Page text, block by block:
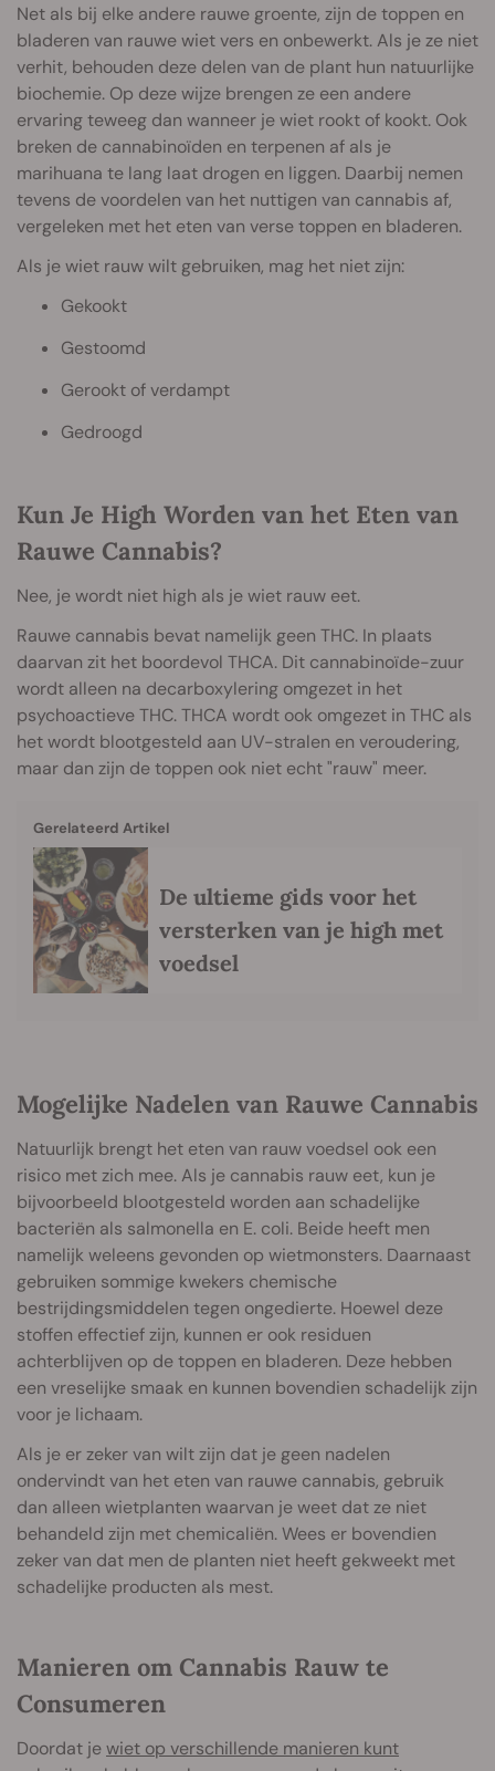
Net als bij elke andere rauwe groente, zijn de toppen en
bladeren van rauwe wiet vers en onbewerkt. Als je ze niet
verhit, behouden deze delen van de plant hun natuurlijke
biochemie. Op deze wijze brengen ze een andere
ervaring teweeg dan wanneer je wiet rookt of kookt. Ook
breken de cannabinoïden en terpenen af als je
marihuana te lang laat drogen en liggen. Daarbij nemen
tevens de voordelen van het nuttigen van cannabis af,
vergeleken met het eten van verse toppen en bladeren.
Als je wiet rauw wilt gebruiken, mag het niet zijn:
Gekookt
Gestoomd
Gerookt of verdampt
Gedroogd
Kun Je High Worden van het Eten van
Rauwe Cannabis?
Nee, je wordt niet high als je wiet rauw eet.
Rauwe cannabis bevat namelijk geen THC. In plaats
daarvan zit het boordevol THCA. Dit cannabinoïde-zuur
wordt alleen na decarboxylering omgezet in het
psychoactieve THC. THCA wordt ook omgezet in THC als
het wordt blootgesteld aan UV-stralen en veroudering,
maar dan zijn de toppen ook niet echt "rauw" meer.
Gerelateerd Artikel
De ultieme gids voor het
versterken van je high met
voedsel
Mogelijke Nadelen van Rauwe Cannabis
Natuurlijk brengt het eten van rauw voedsel ook een
risico met zich mee. Als je cannabis rauw eet, kun je
bijvoorbeeld blootgesteld worden aan schadelijke
bacteriën als salmonella en E. coli. Beide heeft men
namelijk weleens gevonden op wietmonsters. Daarnaast
gebruiken sommige kwekers chemische
bestrijdingsmiddelen tegen ongedierte. Hoewel deze
stoffen effectief zijn, kunnen er ook residuen
achterblijven op de toppen en bladeren. Deze hebben
een vreselijke smaak en kunnen bovendien schadelijk zijn
voor je lichaam.
Als je er zeker van wilt zijn dat je geen nadelen
ondervindt van het eten van rauwe cannabis, gebruik
dan alleen wietplanten waarvan je weet dat ze niet
behandeld zijn met chemicaliën. Wees er bovendien
zeker van dat men de planten niet heeft gekweekt met
schadelijke producten als mest.
Manieren om Cannabis Rauw te
Consumeren
Doordat jewiet op verschillende manieren kunt